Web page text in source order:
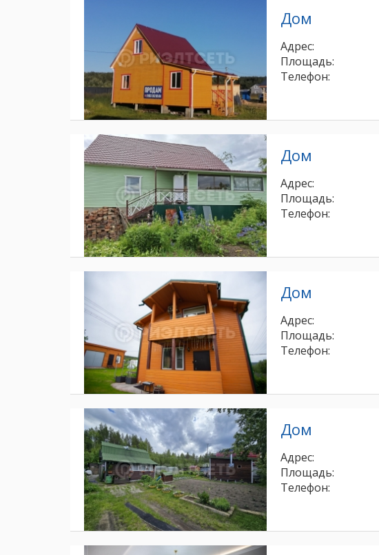
Дом
Адрес:
Площадь:
Телефон:
Дом
Адрес:
Площадь:
Телефон:
Дом
Адрес:
Площадь:
Телефон:
Дом
Адрес:
Площадь:
Телефон: